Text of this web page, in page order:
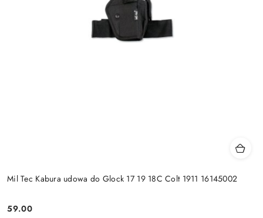
Mil Tec Kabura udowa do Glock 17 19 18C Colt 1911 16145002
Cena:
59.00